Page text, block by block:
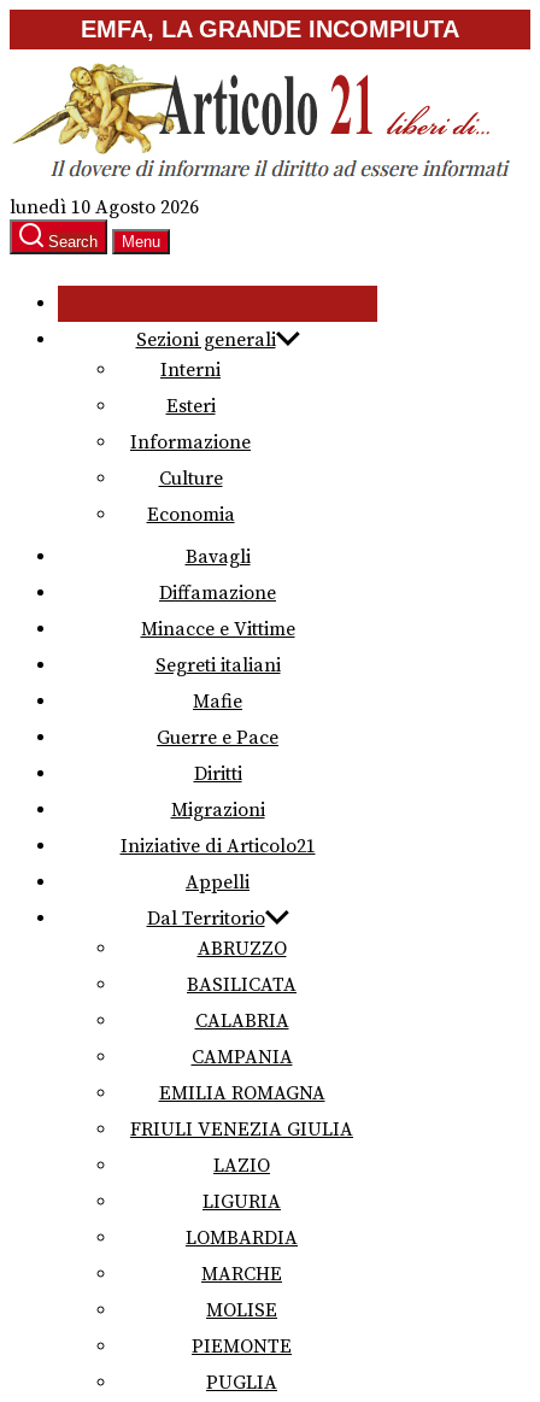
to
content
EMFA, LA GRANDE INCOMPIUTA
lunedì 10 Agosto 2026
Search Menu
Sezioni generali
Interni
Esteri
Informazione
Culture
Economia
Bavagli
Diffamazione
Minacce e Vittime
Segreti italiani
Mafie
Guerre e Pace
Diritti
Migrazioni
Iniziative di Articolo21
Appelli
Dal Territorio
ABRUZZO
BASILICATA
CALABRIA
CAMPANIA
EMILIA ROMAGNA
FRIULI VENEZIA GIULIA
LAZIO
LIGURIA
LOMBARDIA
MARCHE
MOLISE
PIEMONTE
PUGLIA